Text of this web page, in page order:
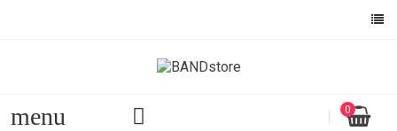
menu 0